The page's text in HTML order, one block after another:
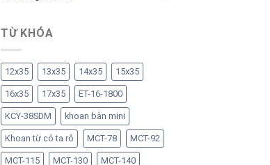
TỪ KHÓA
12x35 13x35 14x35 15x35
16x35 17x35 ET-16-1800
KCY-38SDM khoan bàn mini
Khoan từ có ta rô MCT-78 MCT-92
MCT-115 MCT-130 MCT-140